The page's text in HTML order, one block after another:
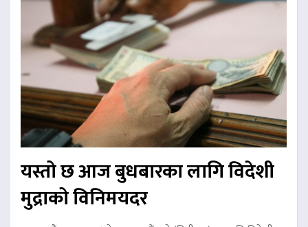
यस्तो छ आज बुधबारका लागि विदेशी
मुद्राको विनिमयदर